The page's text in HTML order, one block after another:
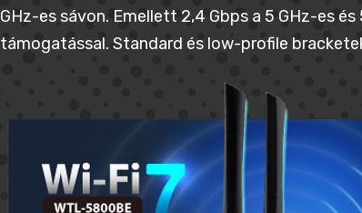
GHz-es sávon. Emellett 2,4 Gbps a 5 GHz-es
támogatással. Standard és low-profile